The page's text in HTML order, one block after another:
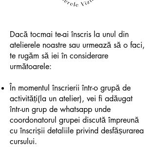
Dacă tocmai te-ai înscris la unul din
atelierele noastre sau urmează să o faci,
te rugăm să iei în considerare
următoarele:
În momentul înscrierii într-o grupă de
activități(la un atelier), vei fi adăugat
într-un grup de whatsapp unde
coordonatorul grupei discută împreună
cu înscrișii detaliile privind desfășurarea
cursului.